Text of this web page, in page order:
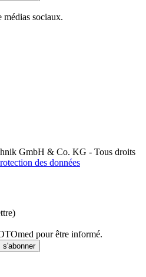
médias sociaux.
GmbH & Co. KG - Tous droits
des données
pour être informé.
s'abonner